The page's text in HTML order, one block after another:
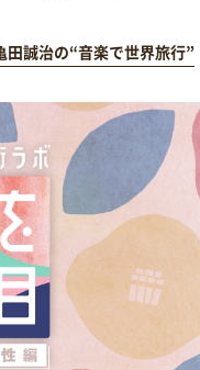
田誠治の“音楽で世界旅行”